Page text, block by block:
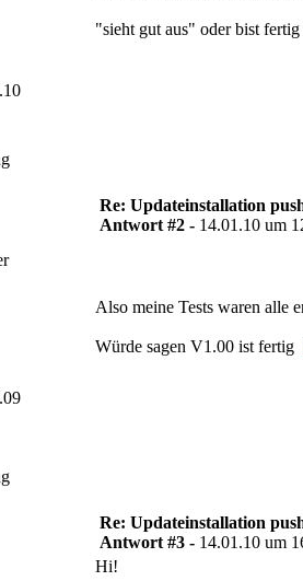
"sieht gut aus" oder bist
Re: Updateinstallation
Antwort #2 - 14.01.10 um
Also meine Tests waren alle
Würde sagen V1.00 ist fertig
Re: Updateinstallation
Antwort #3 - 14.01.10 um
Hi!